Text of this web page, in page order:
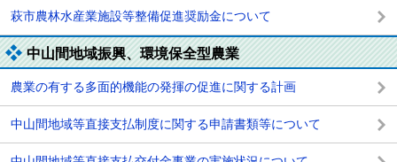
萩市農林水産業施設等整備促進奨励金について
中山間地域振興、環境保全型農業
農業の有する多面的機能の発揮の促進に関する計画
中山間地域等直接支払制度に関する申請書類等について